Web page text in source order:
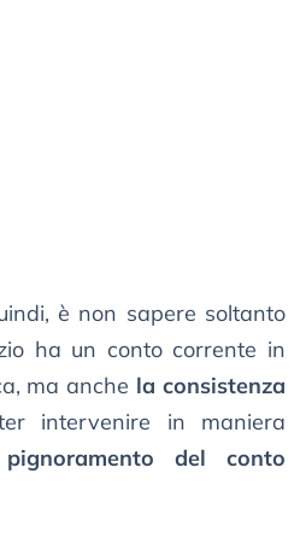
è non sapere soltanto
ha un conto corrente in
ma anche la consistenza
intervenire in maniera
pignoramento del conto